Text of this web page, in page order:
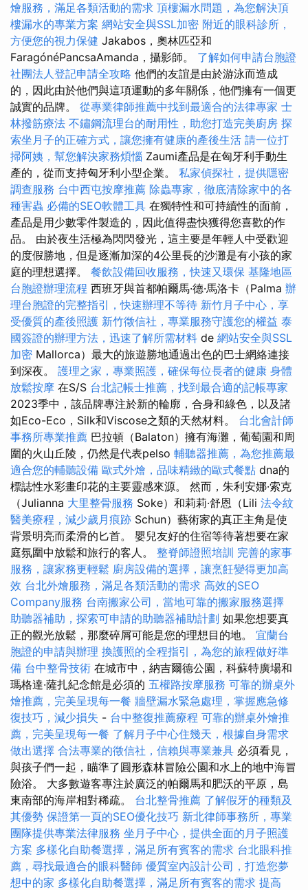
燴服務，滿足各類活動的需求 頂樓漏水問題，為您解決頂
樓漏水的專業方案 網站安全與SSL加密 附近的眼科診所，
方便您的視力保健 Jakabos，奧林匹亞和
FaragónéPancsaAmanda，攝影師。 了解如何申請台胞證
社團法人登記申請全攻略 他們的友誼是由於游泳而造成
的，因此由於他們與這項運動的多年關係，他們擁有一個更
誠實的品牌。 從專業律師推薦中找到最適合的法律專家 士
林撥筋療法 不鏽鋼流理台的耐用性，助您打造完美廚房 探
索坐月子的正確方式，讓您擁有健康的產後生活 請一位打
掃阿姨，幫您解決家務煩惱 Zaumi產品是在匈牙利手動生
產的，從而支持匈牙利小型企業。 私家偵探社，提供隱密
調查服務 台中西屯按摩推薦 除蟲專家，徹底清除家中的各
種害蟲 必備的SEO軟體工具 在獨特性和可持續性的面前，
產品是用少數零件製造的，因此值得盡快獲得您喜歡的作
品。 由於夜生活極為閃閃發光，這主要是年輕人中受歡迎
的度假勝地，但是逐漸加深的4公里長的沙灘是有小孩的家
庭的理想選擇。 餐飲設備回收服務，快速又環保 基隆地區
台胞證辦理流程 西班牙與首都帕爾馬·德·馬洛卡（Palma 辦
理台胞證的完整指引，快速辦理不等待 新竹月子中心，享
受優質的產後照護 新竹徵信社，專業服務守護您的權益 泰
國簽證的辦理方法，迅速了解所需材料 de 網站安全與SSL
加密 Mallorca）最大的旅遊勝地通過出色的巴士網絡連接
到深夜。 護理之家，專業照護，確保每位長者的健康 身體
放鬆按摩 在S/S 台北記帳士推薦，找到最合適的記帳專家
2023季中，該品牌專注於新的輪廓，合身和綠色，以及諸
如Eco-Eco，Silk和Viscose之類的天然材料。 台北會計師
事務所專業推薦 巴拉頓（Balaton）擁有海灘，葡萄園和周
圍的火山丘陵，仍然是代表pelso 輔聽器推薦，為您推薦最
適合您的輔聽設備 歐式外燴，品味精緻的歐式餐點 dna的
標誌性水彩畫印花的主要靈感來源。 然而，朱利安娜·索克
（Julianna 大里整骨服務 Soke）和莉莉·舒恩（Lili 法令紋
醫美療程，減少歲月痕跡 Schun）藝術家的真正主角是使
背景明亮而柔滑的匕首。 嬰兒友好的住宿等待著想要在家
庭氛圍中放鬆和旅行的客人。 整脊師證照培訓 完善的家事
服務，讓家務更輕鬆 廚房設備的選擇，讓烹飪變得更加高
效 台北外燴服務，滿足各類活動的需求 高效的SEO
Company服務 台南搬家公司，當地可靠的搬家服務選擇
助聽器補助，探索可申請的助聽器補助計劃 如果您想要真
正的觀光放鬆，那麼碎屑可能是您的理想目的地。 宜蘭台
胞證的申請與辦理 換護照的全程指引，為您的旅程做好準
備 台中整骨技術 在城市中，納吉爾德公園，科蘇特廣場和
瑪格達·薩扎紀念館是必須的 五權路按摩服務 可靠的辦桌外
燴推薦，完美呈現每一餐 牆壁漏水緊急處理，掌握應急修
復技巧，減少損失 - 台中整復推薦療程 可靠的辦桌外燴推
薦，完美呈現每一餐 了解月子中心住幾天，根據自身需求
做出選擇 合法專業的徵信社，信賴與專業兼具 必須看見，
與孩子們一起，瞄準了圓形森林冒險公園和水上的地中海冒
險浴。 大多數遊客專注於廣泛的帕爾馬和肥沃的平原，島
東南部的海岸相對稀疏。 台北整骨推薦 了解假牙的種類及
其優勢 保證第一頁的SEO優化技巧 新北律師事務所，專業
團隊提供專業法律服務 坐月子中心，提供全面的月子照護
方案 多樣化自助餐選擇，滿足所有賓客的需求 台北眼科推
薦，尋找最適合的眼科醫師 優質室內設計公司，打造您夢
想中的家 多樣化自助餐選擇，滿足所有賓客的需求 提高